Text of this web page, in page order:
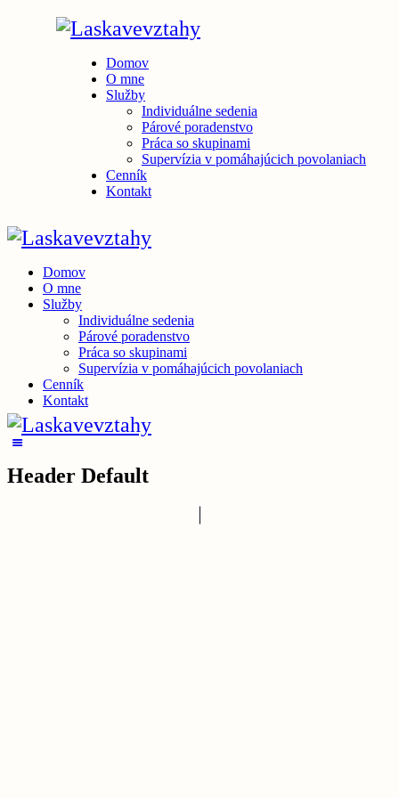
Domov
O mne
Služby
Individuálne sedenia
Párové poradenstvo
Práca so skupinami
Supervízia v pomáhajúcich povolaniach
Cenník
Kontakt
Domov
O mne
Služby
Individuálne sedenia
Párové poradenstvo
Práca so skupinami
Supervízia v pomáhajúcich povolaniach
Cenník
Kontakt
Header Default